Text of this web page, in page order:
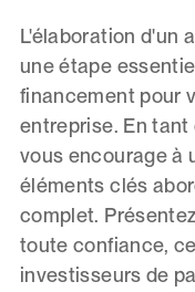
L'élaboration d'un
une étape
financement pour
entreprise. En tant
vous encourage à
éléments clés
complet.
toute confiance,
investisseurs de